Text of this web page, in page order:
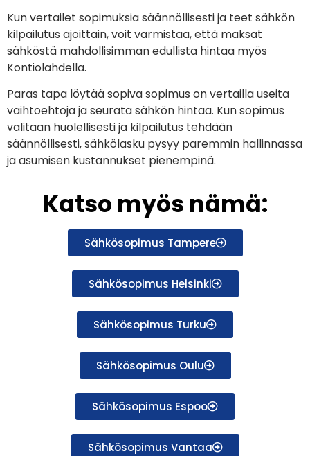
Kun vertailet sopimuksia säännöllisesti ja teet sähkön
kilpailutus ajoittain, voit varmistaa, että maksat
sähköstä mahdollisimman edullista hintaa myös
Kontiolahdella.
Paras tapa löytää sopiva sopimus on vertailla useita
vaihtoehtoja ja seurata sähkön hintaa. Kun sopimus
valitaan huolellisesti ja kilpailutus tehdään
säännöllisesti, sähkölasku pysyy paremmin hallinnassa
ja asumisen kustannukset pienempinä.
Katso myös nämä:
Sähkösopimus Tampere
Sähkösopimus Helsinki
Sähkösopimus Turku
Sähkösopimus Oulu
Sähkösopimus Espoo
Sähkösopimus Vantaa